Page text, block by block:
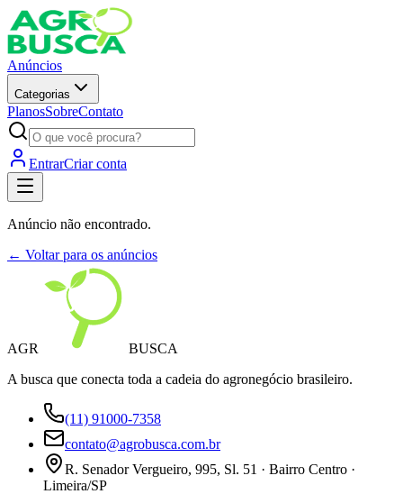
Anúncios
Categorias
PlanosSobreContato
EntrarCriar conta
Anúncio não encontrado.
← Voltar para os anúncios
AGR
BUSCA
A busca que conecta toda a cadeia do agronegócio brasileiro.
(11) 91000-7358
contato@agrobusca.com.br
R. Senador Vergueiro, 995, Sl. 51 · Bairro Centro ·
Limeira/SP